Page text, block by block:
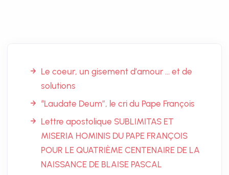
Le coeur, un gisement d’amour … et de
solutions
“Laudate Deum”, le cri du Pape François
Lettre apostolique SUBLIMITAS ET
MISERIA HOMINIS DU PAPE FRANÇOIS
POUR LE QUATRIÈME CENTENAIRE DE LA
NAISSANCE DE BLAISE PASCAL